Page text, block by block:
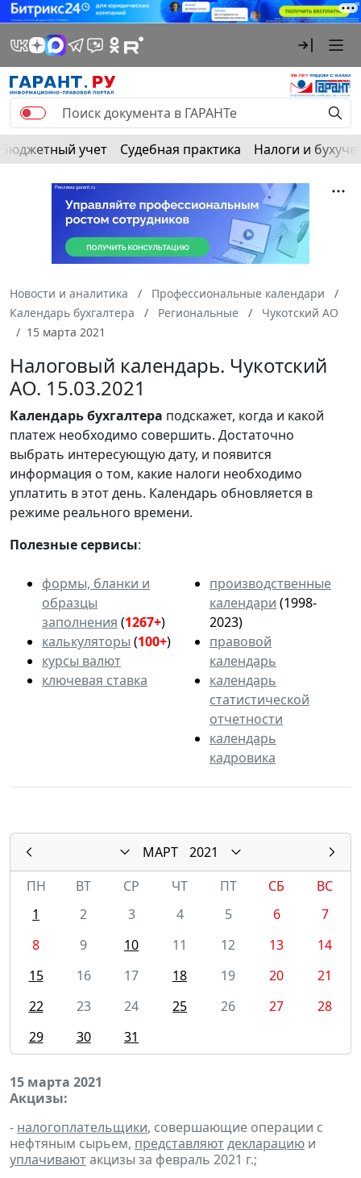
Бюджетный учет Судебная практика Налоги и
Новости и аналитика
Профессиональные календари
Календарь бухгалтера
Региональные
Чукотский АО
15 марта 2021
Налоговый календарь. Чукотский
АО. 15.03.2021
Календарьбухгалтера подскажет, когда и какой
платеж необходимо совершить. Достаточно
выбрать интересующую дату, и появится
информация о том, какие налоги необходимо
уплатить в этот день. Календарь обновляется в
режиме реального времени.
Полезные сервисы:
формы, бланки и
образцы
заполнения (1267+)
калькуляторы (100+)
курсы валют
ключевая ставка
производственные
календари (1998-
2023)
правовой
календарь
календарь
статистической
отчетности
календарь
кадровика
МАРТ
2021
ПН
ВТ СР ЧТ ПТ СБ
ВС
1
2 3 4 5 6
7
8
9 10 11 12 13
14
15
16 17 18 19 20
21
22
23 24 25 26 27
28
29
30 31
15 марта 2021
Акцизы:
- налогоплательщики, совершающие операции с
нефтяным сырьем, представляютдекларацию и
уплачиваютакцизы за февраль 2021 г.;